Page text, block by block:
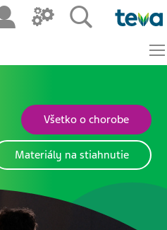
Všetko o chorobe
Materiály na stiahnutie